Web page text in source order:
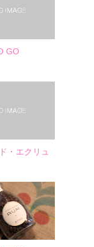
GO
・エクリュ